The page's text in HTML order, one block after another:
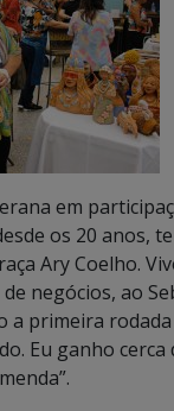
em
os 20 anos,
Ary Coelho.
negócios, ao
a primeira
Eu ganho